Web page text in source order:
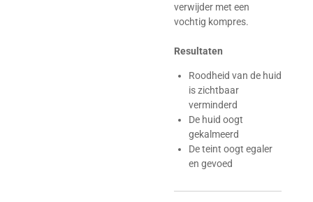
verwijder met een
vochtig kompres.
Resultaten
Roodheid van de huid
is zichtbaar
verminderd
De huid oogt
gekalmeerd
De teint oogt egaler
en gevoed